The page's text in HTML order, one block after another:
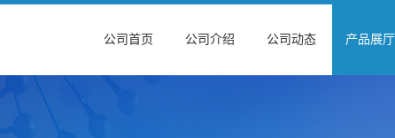
公司首页 公司介绍 公司动态 产品展厅